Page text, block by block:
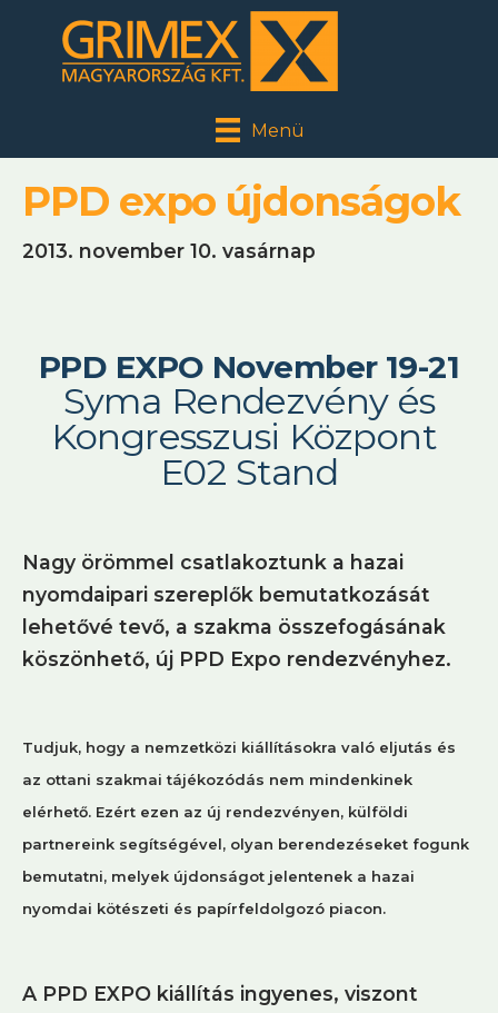
Menü
PPD expo újdonságok
2013. november 10. vasárnap
PPD EXPO November 19-21
Syma Rendezvény és
Kongresszusi Központ
E02 Stand
Nagy örömmel csatlakoztunk a hazai
nyomdaipari szereplők bemutatkozását
lehetővé tevő, a szakma összefogásának
köszönhető, új PPD Expo rendezvényhez.
Tudjuk, hogy a nemzetközi kiállításokra való eljutás és
az ottani szakmai tájékozódás nem mindenkinek
elérhető. Ezért ezen az új rendezvényen, külföldi
partnereink segítségével, olyan berendezéseket fogunk
bemutatni, melyek újdonságot jelentenek a hazai
nyomdai kötészeti és papírfeldolgozó piacon.
A PPD EXPO kiállítás ingyenes, viszont